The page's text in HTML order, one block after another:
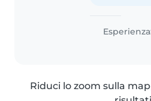
Riduci lo zoom sulla